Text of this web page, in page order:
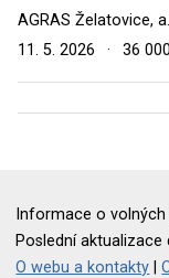
AGRAS Želatovice,
11. 5. 2026
· 36
Informace o
Poslední aktualizace
O webu a kontakty |